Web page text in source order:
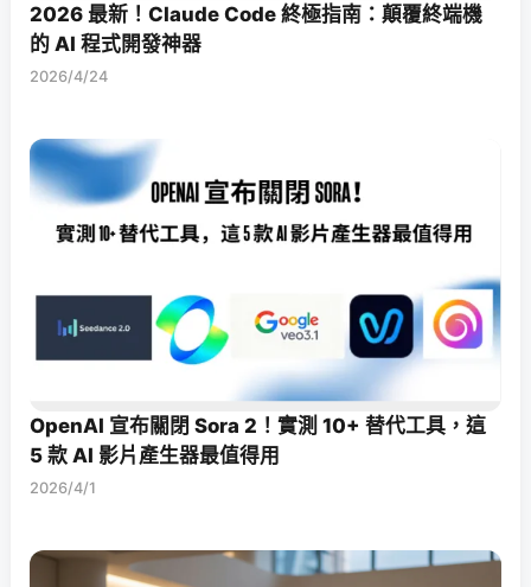
2026 最新！Claude Code 終極指南：顛覆終端機
的 AI 程式開發神器
2026/4/24
OpenAI 宣布關閉 Sora 2！實測 10+ 替代工具，這
5 款 AI 影片產生器最值得用
2026/4/1